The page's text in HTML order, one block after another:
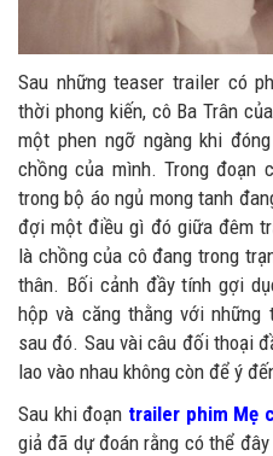
Sau những teaser trailer có
thời phong kiến, cô Ba Trân
một phen ngỡ ngàng khi
chồng của mình. Trong đoạn
trong bộ áo ngủ mong tanh
đợi một điều gì đó giữa đêm
là chồng của cô đang trong
thân. Bối cảnh đầy tính gợi
hộp và căng thằng với những
sau đó. Sau vài câu đối thoại
lao vào nhau không còn để ý
Sau khi đoạn trailer phim Mẹ
giả đã dự đoán rằng có thể